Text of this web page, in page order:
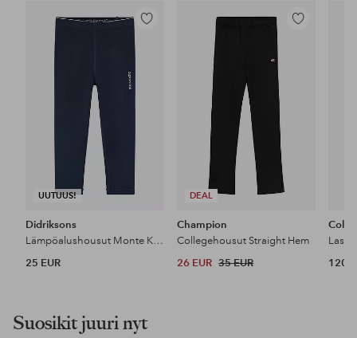
UUTUUS!
Lisää
suosikkeihin
Didriksons
Lämpöalushousut Monte Kids Pants 9
25 EUR
DEAL
Lisää
Champion
Collegehousut Straight Hem
26 EUR 35 EUR
120
Suosikit juuri nyt